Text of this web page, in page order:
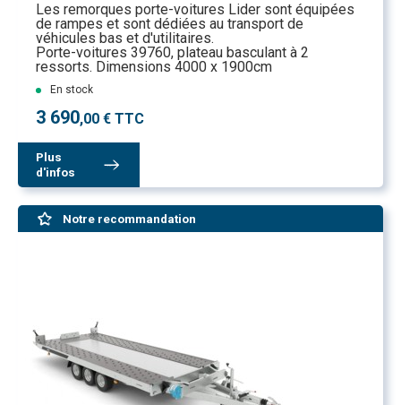
Les remorques porte-voitures Lider sont équipées
de rampes et sont dédiées au transport de
véhicules bas et d'utilitaires.
Porte-voitures 39760, plateau basculant à 2
ressorts. Dimensions 4000 x 1900cm
En stock
3 690,00 € TTC
Plus
d'infos
Notre recommandation